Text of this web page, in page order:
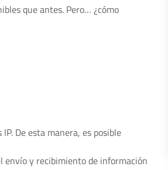
que antes. Pero… ¿cómo
De esta manera, es posible
envío y recibimiento de información